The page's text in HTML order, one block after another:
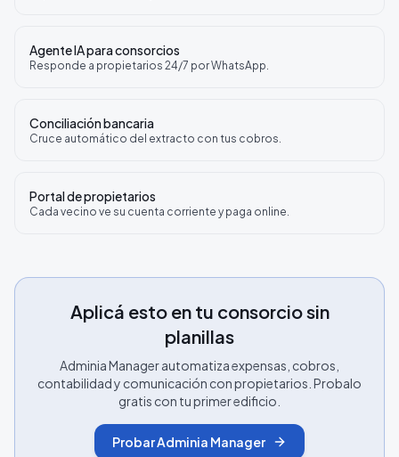
Agente IA para consorcios
Responde a propietarios 24/7 por WhatsApp.
Conciliación bancaria
Cruce automático del extracto con tus cobros.
Portal de propietarios
Cada vecino ve su cuenta corriente y paga online.
Aplicá esto en tu consorcio sin
planillas
Adminia Manager automatiza expensas, cobros,
contabilidad y comunicación con propietarios. Probalo
gratis con tu primer edificio.
Probar Adminia Manager